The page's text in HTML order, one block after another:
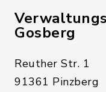
Gosberg
Reuther Str. 1
91361 Pinzberg